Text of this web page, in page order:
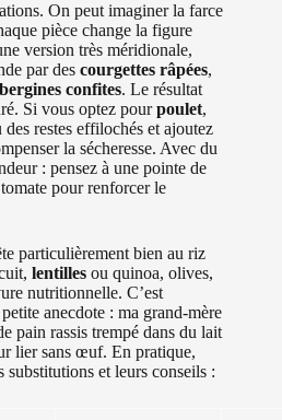
On peut imaginer la farce
pièce change la figure
version très méridionale,
par des courgettes râpées,
confites. Le résultat
Si vous optez pourpoulet,
restes effilochés et ajoutez
la sécheresse. Avec du
: pensez à une pointe de
pour renforcer le
particulièrement bien au riz
lentilles ou quinoa, olives,
nutritionnelle. C’est
anecdote : ma grand-mère
pain rassis trempé dans du lait
lier sans œuf. En pratique,
et leurs conseils :